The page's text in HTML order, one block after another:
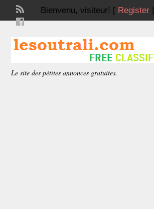
Bienvenu, visiteur! [ Register|
Le site des pétites annonces gratuites.